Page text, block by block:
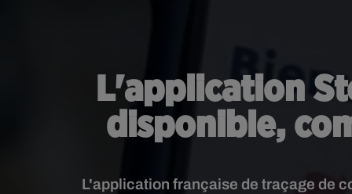
L'application
disponible,
L'application française de traçage de